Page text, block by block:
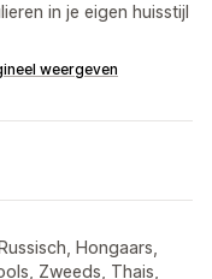
in je eigen huisstijl
weergeven
Hongaars,
Zweeds, Thais,